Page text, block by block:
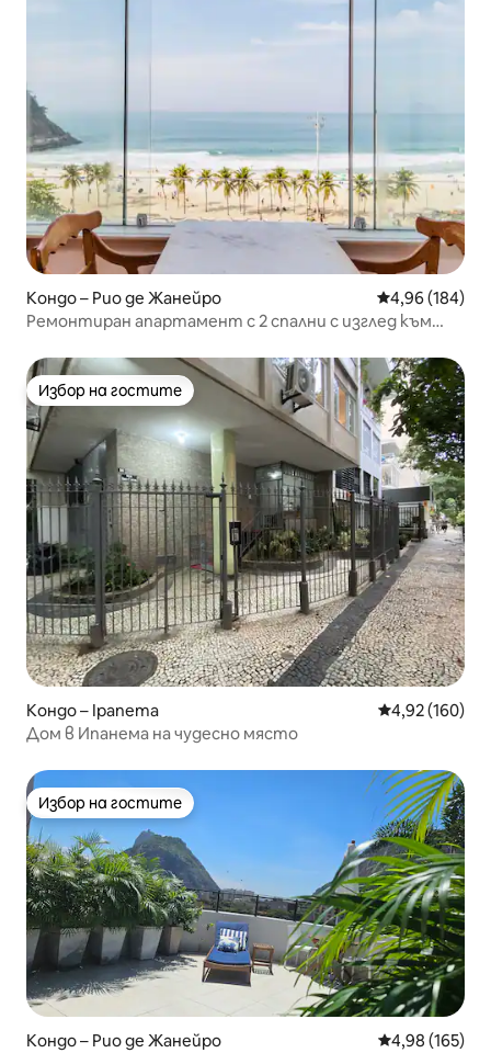
Кондо – Рио де Жанейро Средна
4,96 (184)
Ремонтиран апартамент с 2 спални с изглед към
Избор на гостите
Избор на гостите
Кондо – Ipanema Средна
4,92 (160)
Дом в Ипанема на чудесно място
Избор на гостите
Избор на гостите
Кондо – Рио де Жанейро Средна
4,98 (165)